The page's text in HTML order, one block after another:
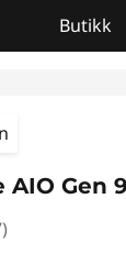
Butikk
Gen